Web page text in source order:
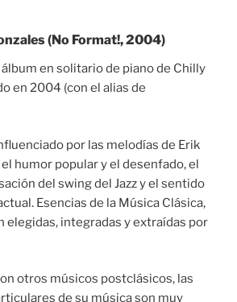
(No Format!, 2004)
álbum en solitario de piano de Chilly
en 2004 (con el alias de
por las melodías de Erik
humor popular y el desenfado, el
del swing del Jazz y el sentido
Esencias de la Música Clásica,
elegidas, integradas y extraídas por
otros músicos postclásicos, las
de su música son muy